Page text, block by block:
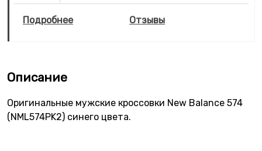
Подробнее Отзывы
Описание
Оригинальные мужские кроссовки New Balance 574
(NML574PK2) синего цвета.